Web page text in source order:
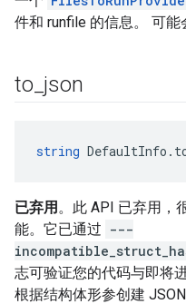
件和 runfile 的信息。 可能
to json
string
已弃用 。此 API 已弃用，
能。它已通过 ---
志可验证您的代码与即将
根据结构体形参创建